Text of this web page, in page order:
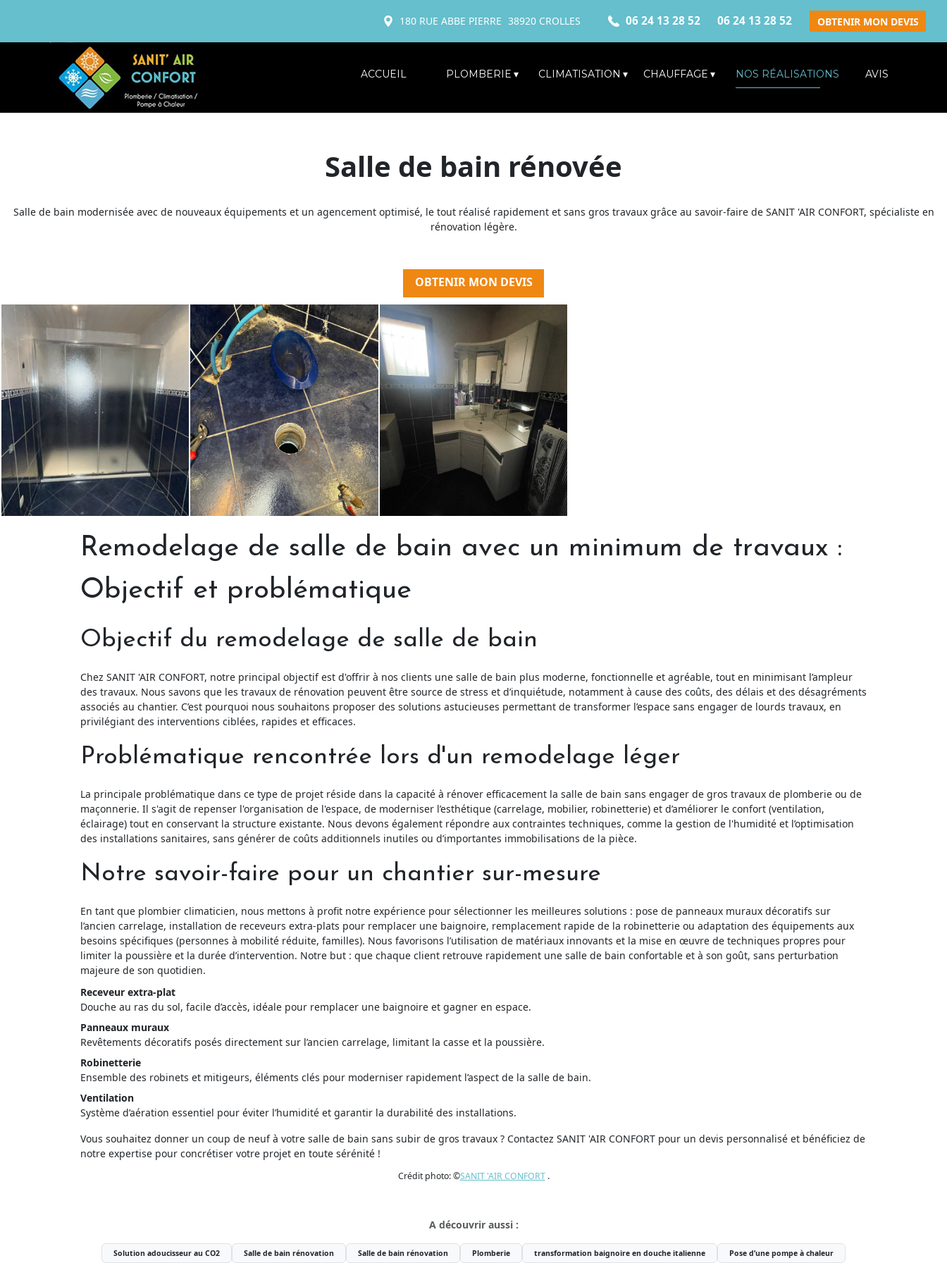
OBTENIR MON DEVIS
180 RUE ABBE PIERRE 38920 CROLLES 06 24 13 28 52 06 24 13 28 52
ACCUEIL PLOMBERIE CLIMATISATION CHAUFFAGE NOS RÉALISATIONS AVIS
Salle de bain rénovée
Salle de bain modernisée avec de nouveaux équipements et un agencement optimisé, le tout réalisé rapidement et sans gros travaux grâce au savoir-faire de SANIT 'AIR CONFORT, spécialiste en
rénovation légère.
OBTENIR MON DEVIS
Remodelage de salle de bain avec un minimum de travaux :
Objectif et problématique
Objectif du remodelage de salle de bain
Chez SANIT 'AIR CONFORT, notre principal objectif est d'offrir à nos clients une salle de bain plus moderne, fonctionnelle et agréable, tout en minimisant l’ampleur
des travaux. Nous savons que les travaux de rénovation peuvent être source de stress et d’inquiétude, notamment à cause des coûts, des délais et des désagréments
associés au chantier. C’est pourquoi nous souhaitons proposer des solutions astucieuses permettant de transformer l’espace sans engager de lourds travaux, en
privilégiant des interventions ciblées, rapides et efficaces.
Problématique rencontrée lors d'un remodelage léger
La principale problématique dans ce type de projet réside dans la capacité à rénover efficacement la salle de bain sans engager de gros travaux de plomberie ou de
maçonnerie. Il s'agit de repenser l'organisation de l'espace, de moderniser l’esthétique (carrelage, mobilier, robinetterie) et d’améliorer le confort (ventilation,
éclairage) tout en conservant la structure existante. Nous devons également répondre aux contraintes techniques, comme la gestion de l'humidité et l’optimisation
des installations sanitaires, sans générer de coûts additionnels inutiles ou d’importantes immobilisations de la pièce.
Notre savoir-faire pour un chantier sur-mesure
En tant que plombier climaticien, nous mettons à profit notre expérience pour sélectionner les meilleures solutions : pose de panneaux muraux décoratifs sur
l’ancien carrelage, installation de receveurs extra-plats pour remplacer une baignoire, remplacement rapide de la robinetterie ou adaptation des équipements aux
besoins spécifiques (personnes à mobilité réduite, familles). Nous favorisons l’utilisation de matériaux innovants et la mise en œuvre de techniques propres pour
limiter la poussière et la durée d’intervention. Notre but : que chaque client retrouve rapidement une salle de bain confortable et à son goût, sans perturbation
majeure de son quotidien.
Receveur extra-plat
Douche au ras du sol, facile d’accès, idéale pour remplacer une baignoire et gagner en espace.
Panneaux muraux
Revêtements décoratifs posés directement sur l’ancien carrelage, limitant la casse et la poussière.
Robinetterie
Ensemble des robinets et mitigeurs, éléments clés pour moderniser rapidement l’aspect de la salle de bain.
Ventilation
Système d’aération essentiel pour éviter l’humidité et garantir la durabilité des installations.
Vous souhaitez donner un coup de neuf à votre salle de bain sans subir de gros travaux ? Contactez SANIT 'AIR CONFORT pour un devis personnalisé et bénéficiez de
notre expertise pour concrétiser votre projet en toute sérénité !
Crédit photo: ©SANIT 'AIR CONFORT.
A découvrir aussi :
Solution adoucisseur au CO2 Salle de bain rénovation Salle de bain rénovation Plomberie transformation baignoire en douche italienne Pose d’une pompe à chaleur